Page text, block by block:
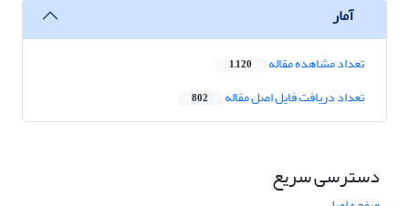
آمار
تعداد مشاهده مقاله 1,120
تعداد دریافت فایل اصل مقاله 802
دسترسی سریع